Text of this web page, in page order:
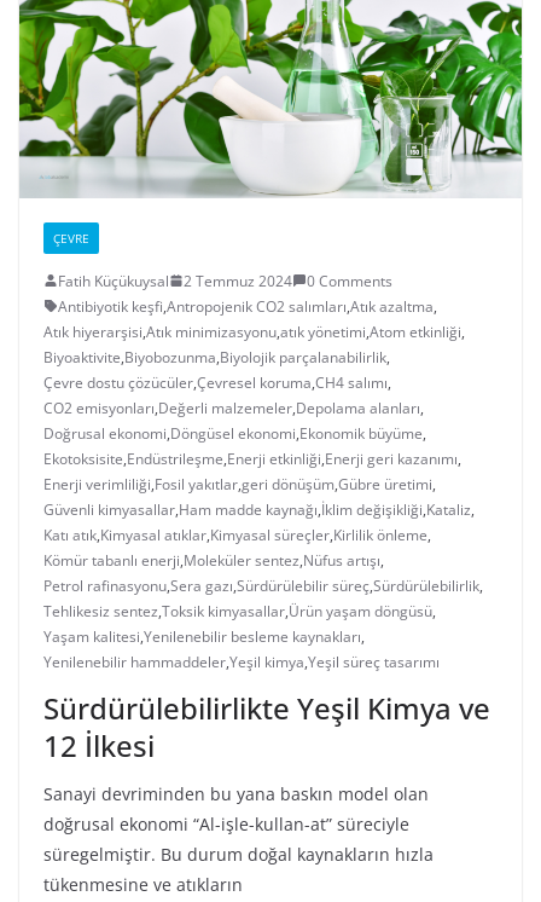
ÇEVRE
Fatih Küçükuysal 2 Temmuz 2024
0 Comments
Antibiyotik keşfi,Antropojenik CO2 salımları,Atık azaltma,
Atık hiyerarşisi,Atık minimizasyonu,atık yönetimi,Atom etkinliği,
Biyoaktivite,Biyobozunma,Biyolojik parçalanabilirlik,
Çevre dostu çözücüler,Çevresel koruma,CH4 salımı,
CO2 emisyonları,Değerli malzemeler,Depolama alanları,
Doğrusal ekonomi,Döngüsel ekonomi,Ekonomik büyüme,
Ekotoksisite,Endüstrileşme,Enerji etkinliği,Enerji geri kazanımı,
Enerji verimliliği,Fosil yakıtlar,geri dönüşüm,Gübre üretimi,
Güvenli kimyasallar,Ham madde kaynağı,İklim değişikliği,Kataliz,
Katı atık,Kimyasal atıklar,Kimyasal süreçler,Kirlilik önleme,
Kömür tabanlı enerji,Moleküler sentez,Nüfus artışı,
Petrol rafinasyonu,Sera gazı,Sürdürülebilir süreç,Sürdürülebilirlik,
Tehlikesiz sentez,Toksik kimyasallar,Ürün yaşam döngüsü,
Yaşam kalitesi,Yenilenebilir besleme kaynakları,
Yenilenebilir hammaddeler,Yeşil kimya,Yeşil süreç tasarımı
Sürdürülebilirlikte Yeşil Kimya ve
12 İlkesi
Sanayi devriminden bu yana baskın model olan
doğrusal ekonomi “Al-işle-kullan-at” süreciyle
süregelmiştir. Bu durum doğal kaynakların hızla
tükenmesine ve atıkların